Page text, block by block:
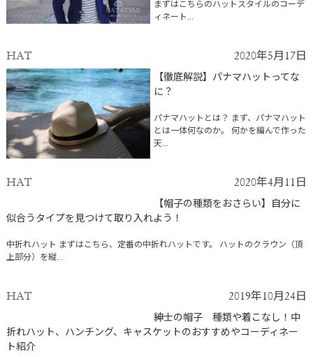
まずはこちらのハットスタイルのコーデ
ィネート...
HAT 2020年5月17日
【徹底解説】パナマハットってな
に？
パナマハットとは？ まず、パナマハット
とは一体何なのか。 何かを編んで作った
天...
HAT 2020年4月11日
【帽子の種類をおさらい】自分に
似合うタイプを見つけて取り入れよう！
中折れハット まずはこちら、定番の中折れハットです。 ハットのクラウン（頂
上部分）を縦...
HAT 2019年10月24日
紳士の帽子 種類や着こなし！中
折れハット、ハンチング、キャスケットのおすすめやコーディネー
ト紹介